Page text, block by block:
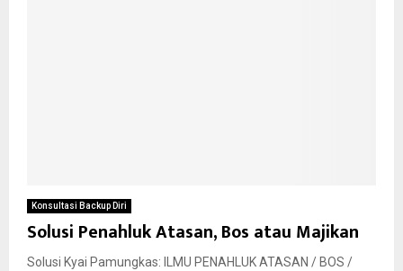
Konsultasi Backup Diri
Solusi Penahluk Atasan, Bos atau Majikan
Solusi Kyai Pamungkas: ILMU PENAHLUK ATASAN / BOS /